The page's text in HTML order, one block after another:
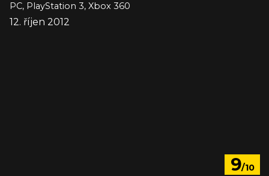
PC, PlayStation 3, Xbox 360
12. říjen 2012
9/10